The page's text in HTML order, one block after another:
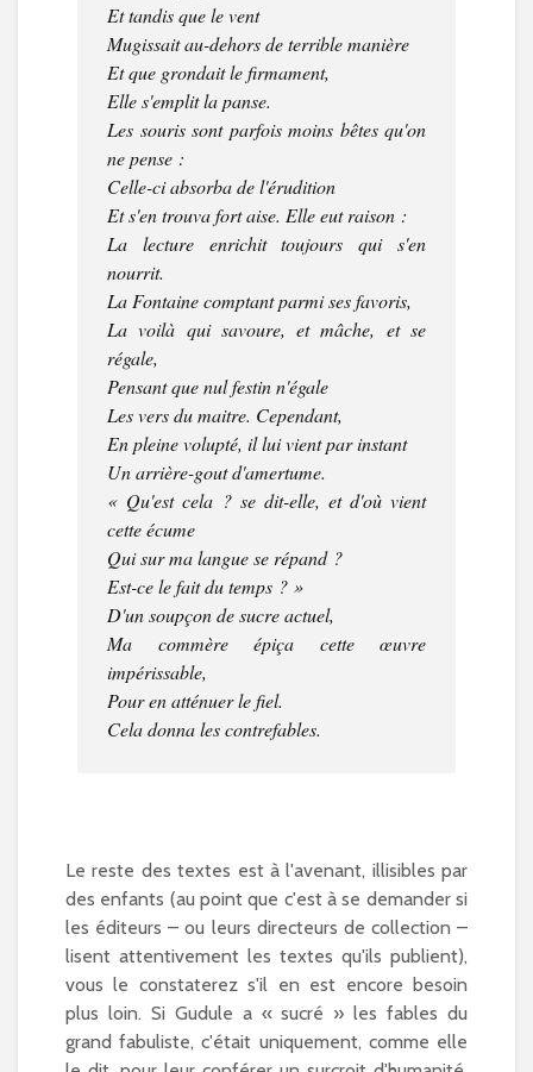
Et tandis que le vent
Mugissait au-dehors de terrible manière
Et que grondait le firmament,
Elle s'emplit la panse.
Les souris sont parfois moins bêtes qu'on
ne pense :
Celle-ci absorba de l'érudition
Et s'en trouva fort aise. Elle eut raison :
La lecture enrichit toujours qui s'en
nourrit.
La Fontaine comptant parmi ses favoris,
La voilà qui savoure, et mâche, et se
régale,
Pensant que nul festin n'égale
Les vers du maitre. Cependant,
En pleine volupté, il lui vient par instant
Un arrière-gout d'amertume.
« Qu'est cela ? se dit-elle, et d'où vient
cette écume
Qui sur ma langue se répand ?
Est-ce le fait du temps ? »
D'un soupçon de sucre actuel,
Ma commère épiça cette œuvre
impérissable,
Pour en atténuer le fiel.
Cela donna les contrefables.
Le reste des textes est à l'avenant, illisibles par
des enfants (au point que c'est à se demander si
les éditeurs – ou leurs directeurs de collection –
lisent attentivement les textes qu'ils publient),
vous le constaterez s'il en est encore besoin
plus loin. Si Gudule a « sucré » les fables du
grand fabuliste, c'était uniquement, comme elle